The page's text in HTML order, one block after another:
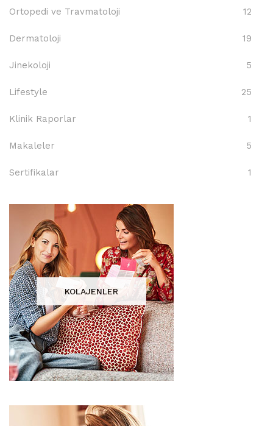
Ortopedi ve Travmatoloji 12
Dermatoloji 19
Jinekoloji 5
Lifestyle 25
Klinik Raporlar 1
Makaleler 5
Sertifikalar 1
KOLAJENLER